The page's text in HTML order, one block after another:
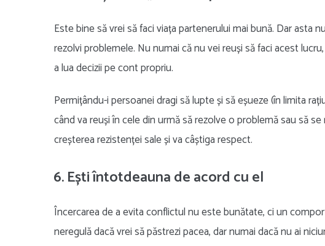
Este bine să vrei să faci viața partenerului mai bună. Dar asta
rezolvi problemele. Nu numai că nu vei reuși să faci acest
a lua decizii pe cont propriu.
Permițându-i persoanei dragi să lupte și să eșueze (în limita
când va reuși în cele din urmă să rezolve o problemă sau să
creșterea rezistenței sale și va câștiga respect.
6. Ești întotdeauna de acord cu el
Încercarea de a evita conflictul nu este bunătate, ci un
neregulă dacă vrei să păstrezi pacea, dar numai dacă nu ai